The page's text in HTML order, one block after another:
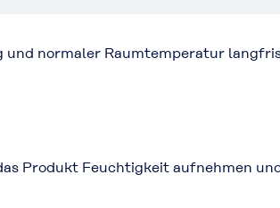
und normaler Raumtemperatur
Produkt Feuchtigkeit aufnehmen